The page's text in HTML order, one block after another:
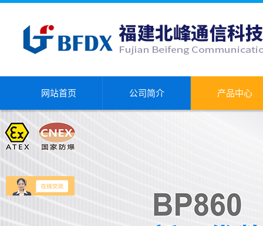
网站首页 公司简介 产品中心